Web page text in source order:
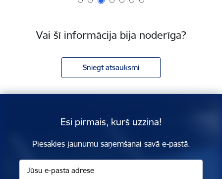
Vai šī informācija bija noderīga?
Sniegt atsauksmi
Esi pirmais, kurš uzzina!
Piesakies jaunumu saņemšanai savā e-pastā.